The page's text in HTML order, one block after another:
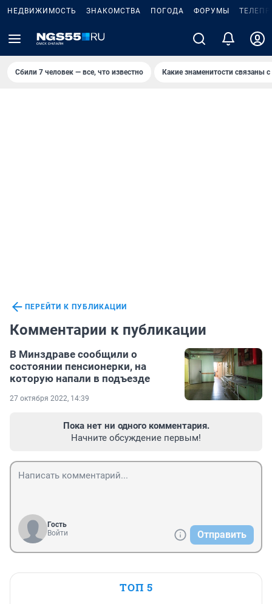
НЕДВИЖИМОСТЬ ЗНАКОМСТВА ПОГОДА ФОРУМЫ
Сбили 7 человек — все, что известно Какие знаменитости связаны
ПЕРЕЙТИ К ПУБЛИКАЦИИ
Комментарии к публикации
В Минздраве сообщили о
состоянии пенсионерки, на
которую напали в подъезде
27 октября 2022, 14:39
Пока нет ни одного комментария.
Начните обсуждение первым!
Гость
Войти
Отправить
ТОП 5